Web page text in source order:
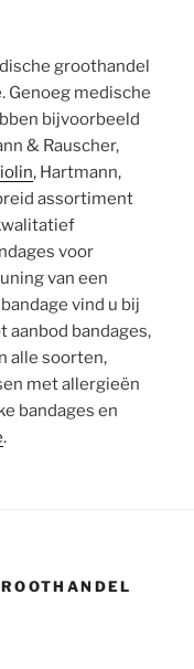
groothandel
Genoeg medische
bijvoorbeeld
& Rauscher,
, Hartmann,
assortiment
voor
van een
vind u bij
aanbod bandages,
alle soorten,
met allergieën
bandages en
.